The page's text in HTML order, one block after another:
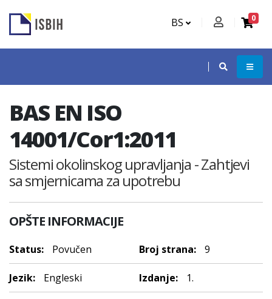
BS 0
BAS EN ISO
14001/Cor1:2011
Sistemi okolinskog upravljanja - Zahtjevi
sa smjernicama za upotrebu
OPŠTE INFORMACIJE
Status: Povučen Broj strana: 9
Jezik: Engleski Izdanje: 1.